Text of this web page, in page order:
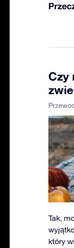
Czy
Tak,
który